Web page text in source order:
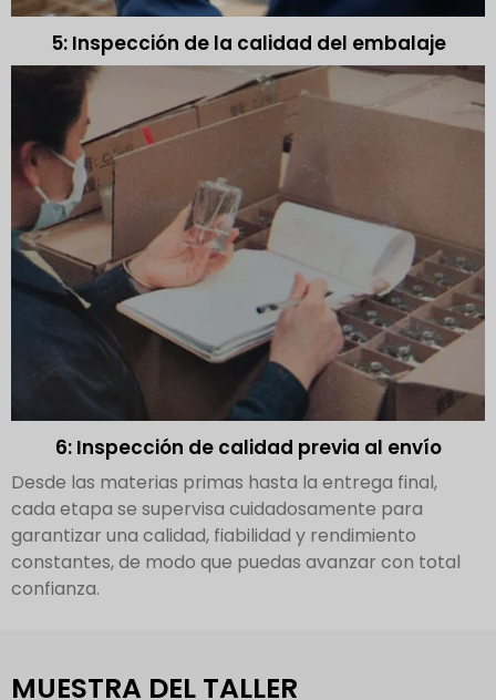
5: Inspección de la calidad del embalaje
6: Inspección de calidad previa al envío
Desde las materias primas hasta la entrega final,
cada etapa se supervisa cuidadosamente para
garantizar una calidad, fiabilidad y rendimiento
constantes, de modo que puedas avanzar con total
confianza.
MUESTRA DEL TALLER